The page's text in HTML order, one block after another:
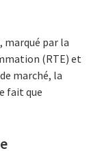
marqué par la
(RTE) et
marché, la
fait que